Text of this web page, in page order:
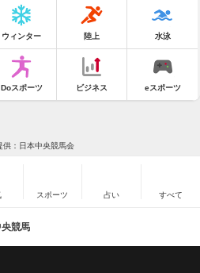
ウィンター 陸上 水泳
Doスポーツ ビジネス eスポーツ
供：日本中央競馬会
スポーツ 占い すべて
競馬